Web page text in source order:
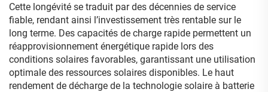
Cette longévité se traduit par des décennies de service
fiable, rendant ainsi l’investissement très rentable sur le
long terme. Des capacités de charge rapide permettent un
réapprovisionnement énergétique rapide lors des
conditions solaires favorables, garantissant une utilisation
optimale des ressources solaires disponibles. Le haut
rendement de décharge de la technologie solaire à batterie